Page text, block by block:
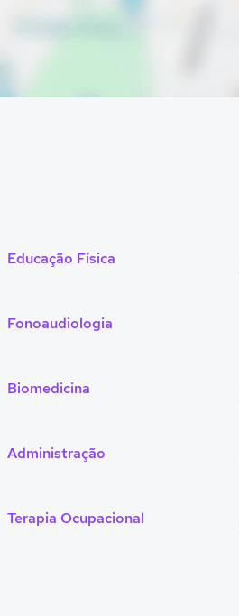
Educação Física
Fonoaudiologia
Biomedicina
Administração
Terapia Ocupacional